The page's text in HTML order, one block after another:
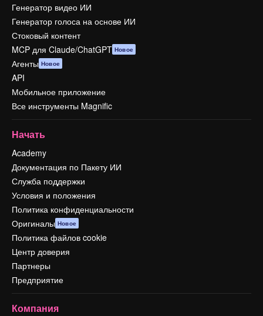
Генератор видео ИИ
Генератор голоса на основе ИИ
Стоковый контент
MCP для Claude/ChatGPT Новое
Агенты Новое
API
Мобильное приложение
Все инструменты Magnific
Начать
Academy
Документация по Пакету ИИ
Служба поддержки
Условия и положения
Политика конфиденциальности
Оригиналы Новое
Политика файлов cookie
Центр доверия
Партнеры
Предприятие
Компания